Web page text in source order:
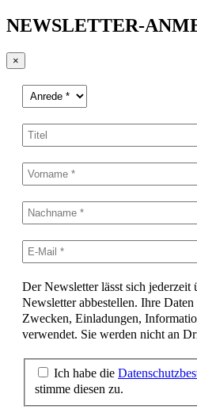
NEWSLETTER-
×
Der Newsletter lässt sich
Newsletter abbestellen. Ihre
Zwecken, Einladungen,
verwendet. Sie werden nicht an
Ich habe die
stimme diesen zu.